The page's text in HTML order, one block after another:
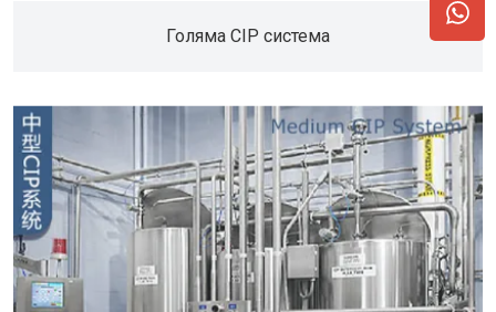
Голяма CIP система